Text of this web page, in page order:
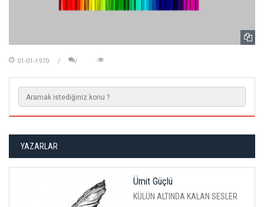
01-01-1970
YAZARLAR
Ümit Güçlü
KÜLÜN ALTINDA KALAN SESLER